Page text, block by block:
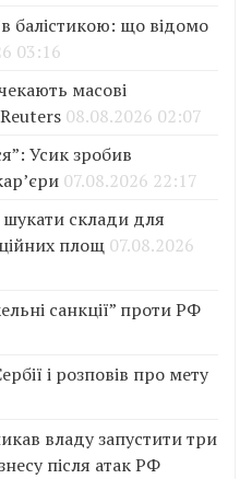
балістикою: що відомо
03:16
масові
08.08.2026 02:07
Усик зробив
07.08.2026 22:17
склади для
площ 07.08.2026
санкції” проти РФ
і розповів про мету
владу запустити три
після атак РФ